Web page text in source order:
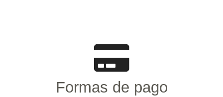
Formas de pago